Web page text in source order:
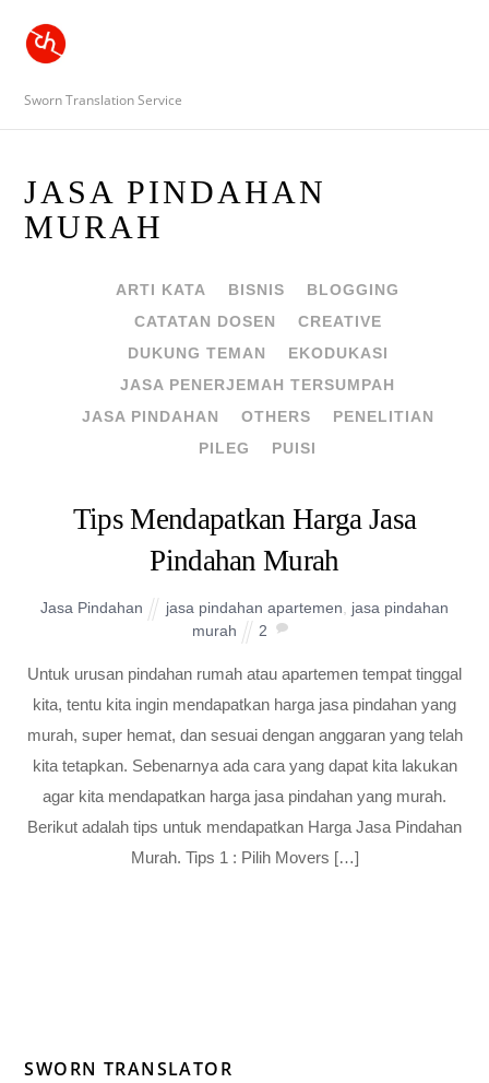
Sworn Translation Service
JASA PINDAHAN
MURAH
ARTI KATA BISNIS
BLOGGING
CATATAN DOSEN
CREATIVE
DUKUNG TEMAN
EKODUKASI
JASA PENERJEMAH TERSUMPAH
JASA PINDAHAN
OTHERS
PENELITIAN
PILEG
PUISI
Tips Mendapatkan Harga Jasa
Pindahan Murah
Jasa Pindahan jasa pindahan apartemen
jasa pindahan
murah
2
Untuk urusan pindahan rumah atau apartemen tempat tinggal
kita, tentu kita ingin mendapatkan harga jasa pindahan yang
murah, super hemat, dan sesuai dengan anggaran yang telah
kita tetapkan. Sebenarnya ada cara yang dapat kita lakukan
agar kita mendapatkan harga jasa pindahan yang murah.
Berikut adalah tips untuk mendapatkan Harga Jasa Pindahan
Murah. Tips 1 : Pilih Movers […]
SWORN TRANSLATOR